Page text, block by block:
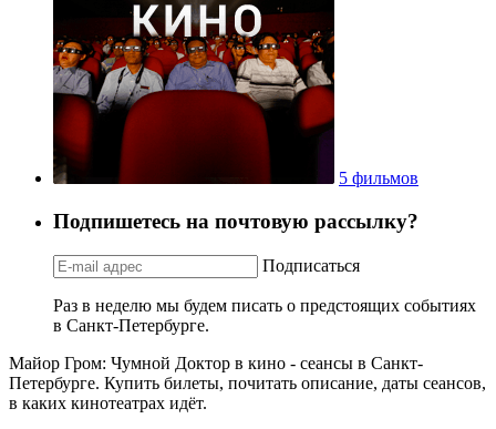
5 фильмов
Подпишетесь на почтовую рассылку?
Подписаться
Раз в неделю мы будем писать о предстоящих событиях
в Санкт-Петербурге.
Майор Гром: Чумной Доктор в кино - сеансы в Санкт-
Петербурге. Купить билеты, почитать описание, даты сеансов,
в каких кинотеатрах идёт.